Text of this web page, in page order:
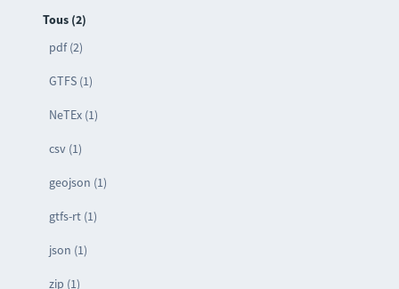
Tous (2)
pdf (2)
GTFS (1)
NeTEx (1)
csv (1)
geojson (1)
gtfs-rt (1)
json (1)
zip (1)